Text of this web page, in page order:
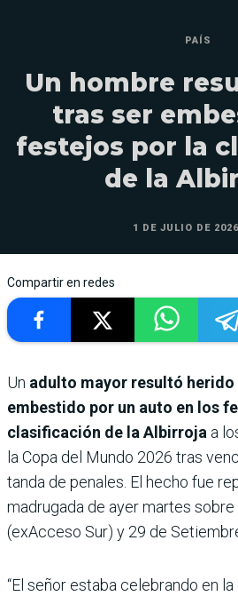
PAÍS
Un hombre
tras ser
festejos por la
de la
1 DE JULIO DE
Compartir en redes
Un adulto mayor resultó herido
embestido por un auto en los
clasificación de la Albirroja a
la Copa del Mundo 2026 tras
tanda de penales. El hecho fue
madrugada de ayer martes sobre
(exAcceso Sur) y 29 de
“El señor estaba celebrando en